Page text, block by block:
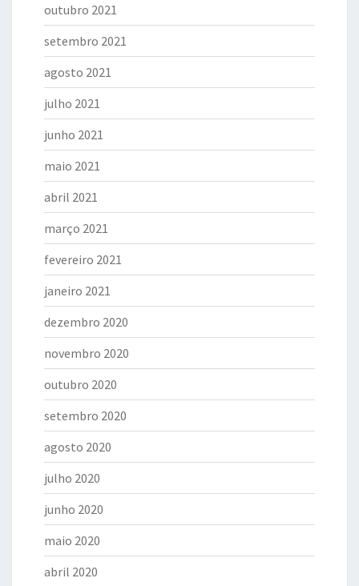
outubro 2021
setembro 2021
agosto 2021
julho 2021
junho 2021
maio 2021
abril 2021
março 2021
fevereiro 2021
janeiro 2021
dezembro 2020
novembro 2020
outubro 2020
setembro 2020
agosto 2020
julho 2020
junho 2020
maio 2020
abril 2020